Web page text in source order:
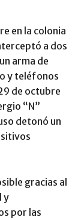
en la colonia
a dos
arma de
y teléfonos
de octubre
“N”
detonó un
gracias al
y
por las